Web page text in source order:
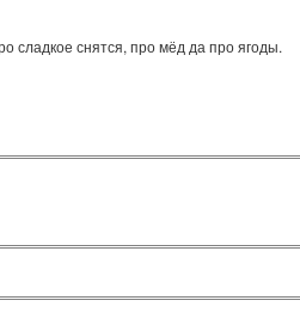
снятся, про мёд да про ягоды.